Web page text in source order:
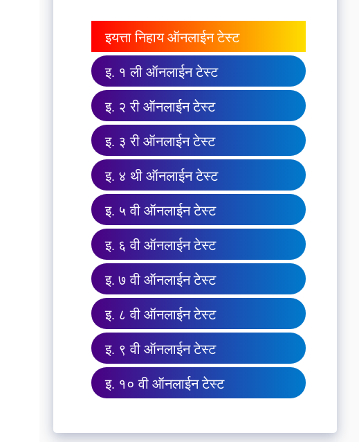
इयत्ता निहाय ऑनलाईन टेस्ट
इ. १ ली ऑनलाईन टेस्ट
इ. २ री ऑनलाईन टेस्ट
इ. ३ री ऑनलाईन टेस्ट
इ. ४ थी ऑनलाईन टेस्ट
इ. ५ वी ऑनलाईन टेस्ट
इ. ६ वी ऑनलाईन टेस्ट
इ. ७ वी ऑनलाईन टेस्ट
इ. ८ वी ऑनलाईन टेस्ट
इ. ९ वी ऑनलाईन टेस्ट
इ. १० वी ऑनलाईन टेस्ट